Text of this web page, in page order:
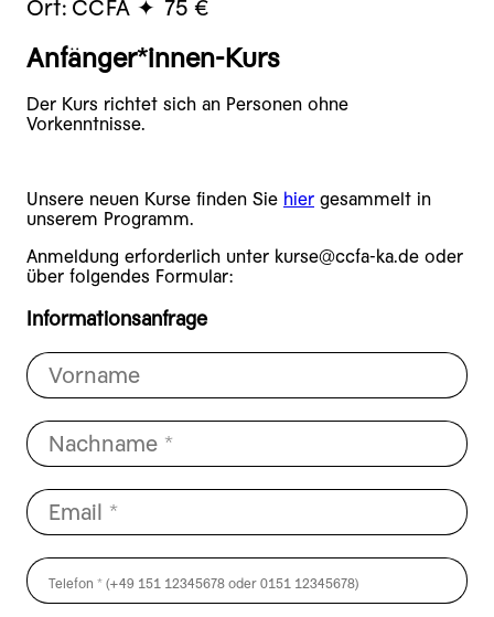
Ort: CCFA 75 €
Anfänger*innen-Kurs
Der Kurs richtet sich an Personen ohne
Vorkenntnisse.
Unsere neuen Kurse finden Sie hier gesammelt in
unserem Programm.
Anmeldung erforderlich unter kurse@ccfa-ka.de oder
über folgendes Formular:
Informationsanfrage